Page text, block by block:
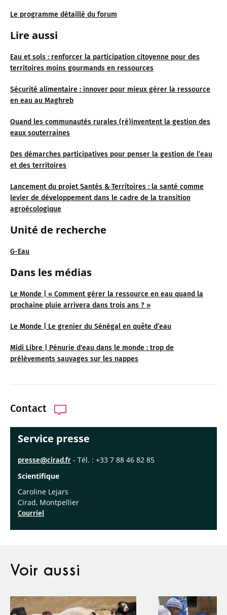
Le programme détaillé du forum
Lire aussi
Eau et sols : renforcer la participation citoyenne pour des
territoires moins gourmands en ressources
Sécurité alimentaire : innover pour mieux gérer la ressource
en eau au Maghreb
Quand les communautés rurales (ré)inventent la gestion des
eaux souterraines
Des démarches participatives pour penser la gestion de l’eau
et des territoires
Lancement du projet Santés & Territoires : la santé comme
levier de développement dans le cadre de la transition
agroécologique
Unité de recherche
G-Eau
Dans les médias
Le Monde | « Comment gérer la ressource en eau quand la
prochaine pluie arrivera dans trois ans ? »
Le Monde | Le grenier du Sénégal en quête d’eau
Midi Libre | Pénurie d'eau dans le monde : trop de
prélèvements sauvages sur les nappes
Contact
Service presse
presse@cirad.fr - Tél. : +33 7 88 46 82 85
Scientifique
Caroline Lejars
Cirad, Montpellier
Courriel
Voir aussi